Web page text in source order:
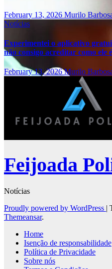
February 13, 2026 Murilo
Notícias
Experimentei o aplicativo
não consigo acreditar como ele
February 13, 2026Murilo
Feijoada
Notícias
Proudly powered by WordPress |
Themeansar.
Home
Isenção de responsabilidade
Política de Privacidade
Sobre nós